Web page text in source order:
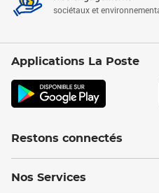
sociétaux et
Applications La Poste
Restons connectés
Nos Services